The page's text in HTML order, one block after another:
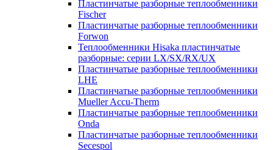
Пластинчатые разборные теплообменники
Fischer
Пластинчатые разборные теплообменники
Forwon
Теплообменники Hisaka пластинчатые
разборные: серии LX/SX/RX/UX
Пластинчатые разборные теплообменники
LHE
Пластинчатые разборные теплообменники
Mueller Accu-Therm
Пластинчатые разборные теплообменники
Onda
Пластинчатые разборные теплообменники
Secespol